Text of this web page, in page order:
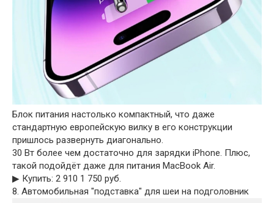
Блок питания настолько компактный, что даже
стандартную европейскую вилку в его конструкции
пришлось развернуть диагонально.
30 Вт более чем достаточно для зарядки iPhone. Плюс,
такой подойдёт даже для питания MacBook Air.
▶︎ Купить: 2 910 1 750 руб.
8. Автомобильная "подставка" для шеи на подголовник